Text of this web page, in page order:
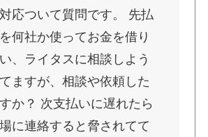
応ついて質問です。 先払
何社か使ってお金を借り
、ライタスに相談しよう
ますが、相談や依頼した
か？ 次支払いに遅れたら
に連絡すると脅されてて